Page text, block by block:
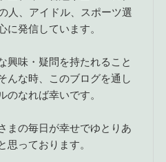
人、アイドル、スポーツ選
に発信しています。
興味・疑問を持たれること
んな時、このブログを通し
のなれば幸いです。
まの毎日が幸せでゆとりあ
思っております。